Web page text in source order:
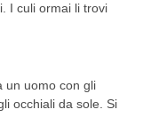
I culi ormai li trovi
un uomo con gli
occhiali da sole. Si